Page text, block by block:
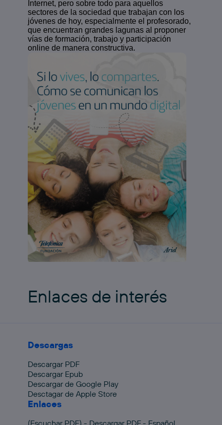
Internet, pero sobre todo para aquellos
sectores de la sociedad que trabajan con los
jóvenes de hoy, especialmente el profesorado,
que encuentran grandes lagunas al proponer
vías de formación, trabajo y participación
online de manera constructiva.
Enlaces de interés
Descargas
Descargar PDF
Descargar Epub
Descargar de Google Play
Desctagar de Apple Store
Enlaces